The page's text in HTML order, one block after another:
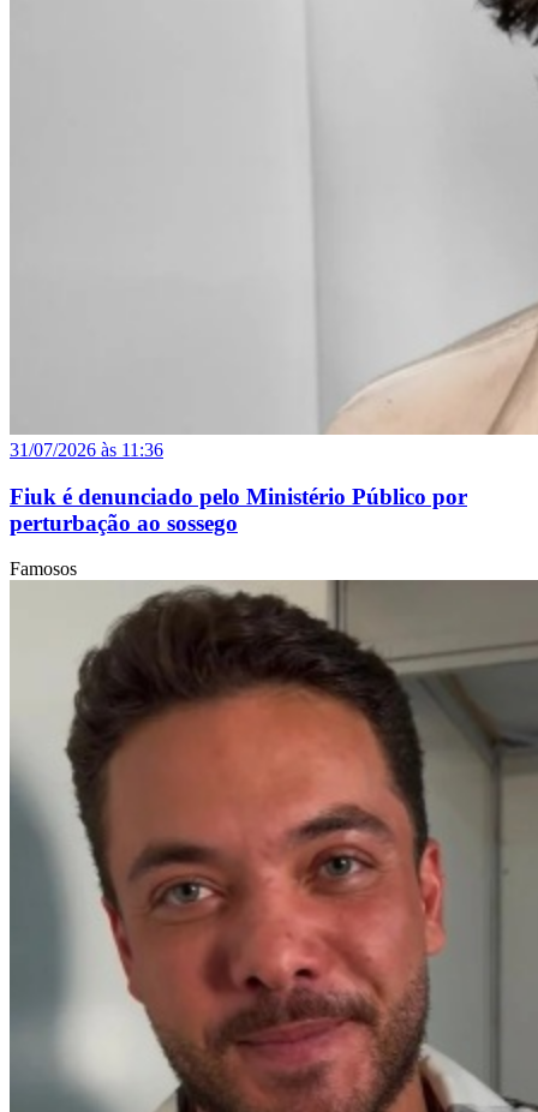
31/07/2026 às 11:36
Fiuk é denunciado pelo Ministério Público por
perturbação ao sossego
Famosos